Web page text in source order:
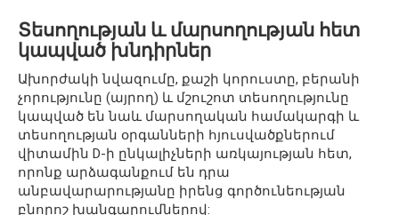
Տեսողության և մարսողության հետ
կապված խնդիրներ
Ախորժակի նվազումը, քաշի կորուստը, բերանի
չորությունը (այրող) և մշուշոտ տեսողությունը
կապված են նաև մարսողական համակարգի և
տեսողության օրգանների հյուսվածքներում
վիտամին D-ի ընկալիչների առկայության հետ,
որոնք արձագանքում են դրա
անբավարարությանը իրենց գործունեության
բնորոշ խանգարումներով: